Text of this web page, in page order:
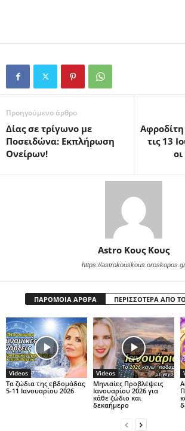
Προηγούμενο άρθρο
Δίας σε τρίγωνο με
Ποσειδώνα: Εκπλήρωση
Ονείρων!
τις 13
Astro Κους Κους
https://astrokouskous.oroskopos.gr
ΠΑΡΟΜΟΙΑ ΑΡΘΡΑ ΠΕΡΙΣΣΟΤΕΡΑ ΑΠΟ
Videos
Τα ζώδια της εβδομάδας
5-11 Ιανουαρίου 2026
Videos
Μηνιαίες Προβλέψεις
Ιανουαρίου 2026 για
κάθε ζώδιο και
δεκαήμερο